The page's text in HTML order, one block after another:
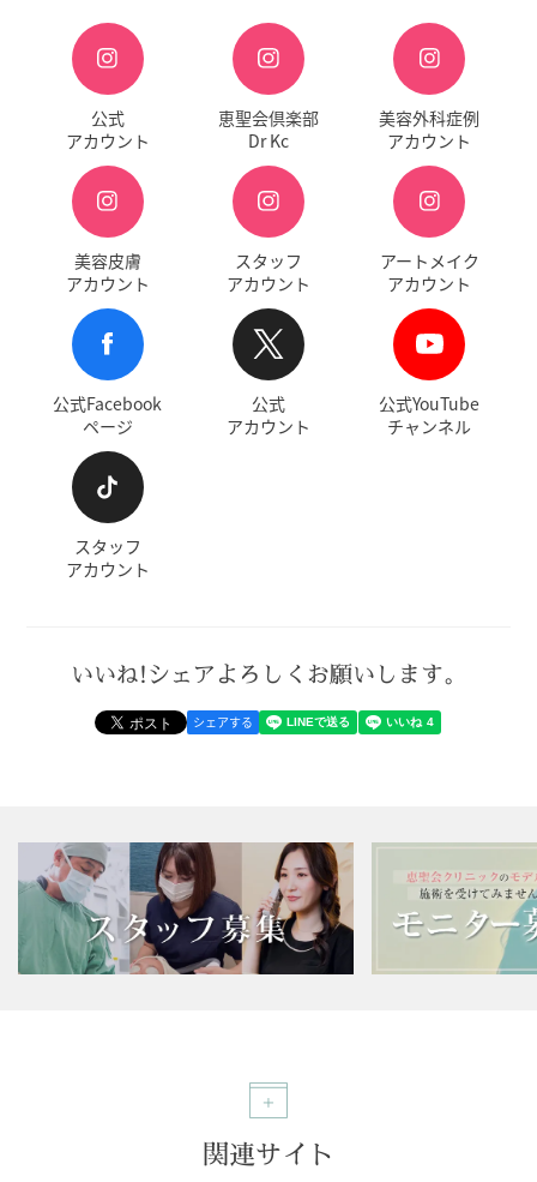
公式
アカウント
恵聖会倶楽部
Dr Kc
美容外科症例
アカウント
美容皮膚
アカウント
スタッフ
アカウント
アートメイク
アカウント
公式Facebook
ページ
公式
アカウント
公式YouTube
チャンネル
スタッフ
アカウント
いいね!シェアよろしくお願いします。
シェアする
関連サイト